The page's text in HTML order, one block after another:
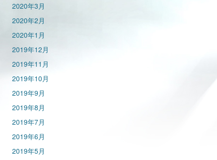
2020年3月
2020年2月
2020年1月
2019年12月
2019年11月
2019年10月
2019年9月
2019年8月
2019年7月
2019年6月
2019年5月